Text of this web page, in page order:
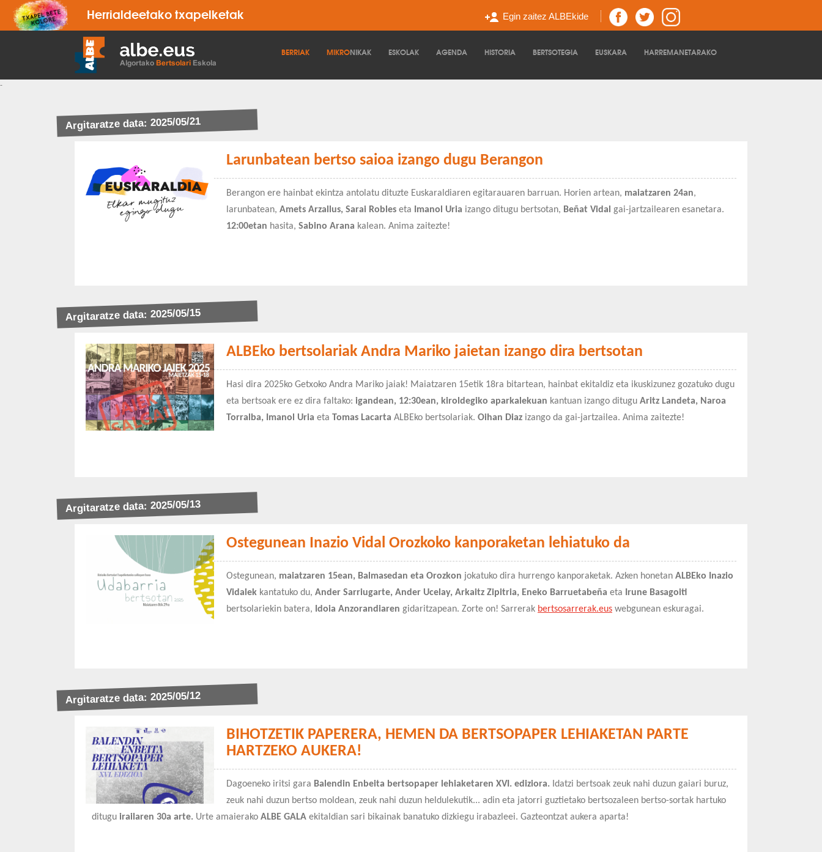
BERRIAK MIKRONIKAK ESKOLAK AGENDA HISTORIA BERTSOTEGIA EUSKARA HARREMANETARAKO
Herrialdeetako txapelketak Egin zaitez ALBEkide
-
Argitaratze data: 2025/05/21
Larunbatean bertso saioa izango dugu Berangon
Berangon ere hainbat ekintza antolatu dituzte Euskaraldiaren egitarauaren barruan. Horien artean, maiatzaren 24an,
larunbatean, Amets Arzallus, Sarai Robles eta Imanol Uria izango ditugu bertsotan, Beñat Vidal
gai-jartzailearen esanetara.
12:00etan hasita, Sabino Arana kalean. Anima zaitezte!
Argitaratze data: 2025/05/15
ALBEko bertsolariak Andra Mariko jaietan izango dira bertsotan
Hasi dira 2025ko Getxoko Andra Mariko jaiak! Maiatzaren 15etik 18ra bitartean, hainbat ekitaldiz eta ikuskizunez gozatuko dugu
eta bertsoak ere ez dira faltako: igandean, 12:30ean, kiroldegiko aparkalekuan kantuan izango ditugu Aritz Landeta, Naroa
Torralba, Imanol Uria eta Tomas Lacarta ALBEko bertsolariak. Oihan Diaz izango da gai-jartzailea. Anima zaitezte!
Argitaratze data: 2025/05/13
Ostegunean Inazio Vidal Orozkoko kanporaketan lehiatuko da
Ostegunean, maiatzaren 15ean, Balmasedan eta Orozkon jokatuko dira hurrengo kanporaketak. Azken honetan ALBEko Inazio
Vidalek kantatuko du, Ander Sarriugarte, Ander Ucelay, Arkaitz Zipitria, Eneko Barruetabeña eta
Irune Basagoiti
bertsolariekin batera, Idoia Anzorandiaren gidaritzapean. Zorte on! Sarrerak bertsosarrerak.eus webgunean eskuragai.
Argitaratze data: 2025/05/12
BIHOTZETIK PAPERERA, HEMEN DA BERTSOPAPER LEHIAKETAN PARTE
HARTZEKO AUKERA!
Dagoeneko iritsi gara Balendin Enbeita bertsopaper lehiaketaren XVI. ediziora. Idatzi bertsoak zeuk nahi duzun gaiari buruz,
zeuk nahi duzun bertso moldean, zeuk nahi duzun heldulekutik... adin eta jatorri guztietako bertsozaleen bertso-sortak hartuko
ditugu irailaren 30a arte. Urte amaierako ALBE GALA ekitaldian sari bikainak banatuko dizkiegu irabazleei. Gazteontzat aukera aparta!